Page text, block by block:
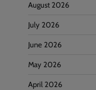
August 2026
July 2026
June 2026
May 2026
April 2026